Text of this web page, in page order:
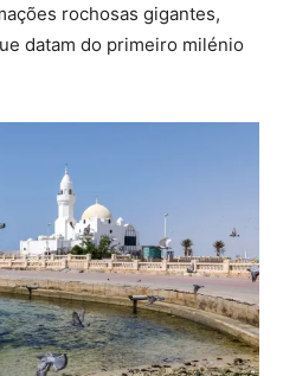
rochosas gigantes,
datam do primeiro milénio